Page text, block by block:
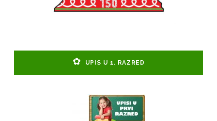
UPIS U 1. RAZRED